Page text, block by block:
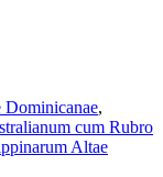
,
cum Rubro
Altae